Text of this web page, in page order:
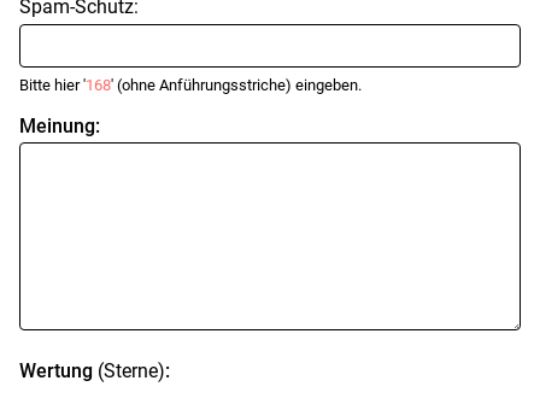
Spam-Schutz:
Bitte hier '168' (ohne Anführungsstriche) eingeben.
Meinung:
Wertung (Sterne):